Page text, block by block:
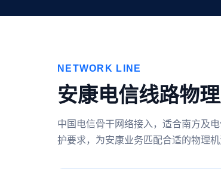
NETWORK LINE
安康电信线路物
中国电信骨干网络接入，适合南方及
护要求，为安康业务匹配合适的物理机